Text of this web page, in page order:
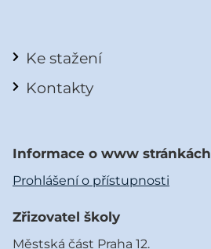
Ke stažení
Kontakty
Informace o www stránkách
Prohlášení o přístupnosti
Zřizovatel školy
Městská část Praha 12.